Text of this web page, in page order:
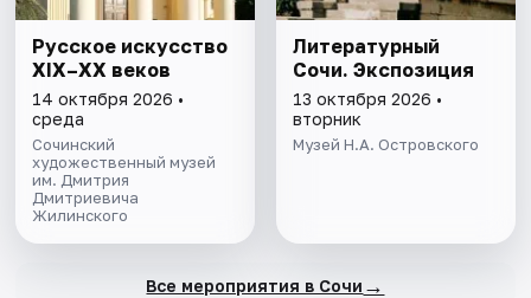
Русское искусство
XIX–XX веков
14 октября 2026 •
среда
Сочинский
художественный музей
им. Дмитрия
Дмитриевича
Жилинского
Литературный
Сочи. Экспозиция
13 октября 2026 •
вторник
Музей Н.А. Островского
Все мероприятия в Сочи →